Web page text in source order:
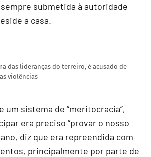
submetida à autoridade
a casa.
das lideranças do terreiro, é acusado de
violências
um sistema de “meritocracia”,
era preciso “provar o nosso
diz que era repreendida com
principalmente por parte de